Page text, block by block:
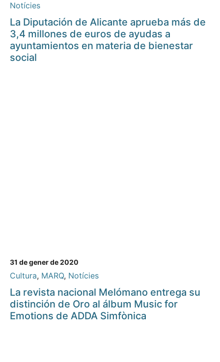
Notícies
La Diputación de Alicante aprueba más de
3,4 millones de euros de ayudas a
ayuntamientos en materia de bienestar
social
31 de gener de 2020
Cultura, MARQ, Notícies
La revista nacional Melómano entrega su
distinción de Oro al álbum Music for
Emotions de ADDA Simfònica